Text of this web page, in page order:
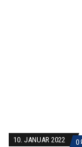
10. JANUAR 2022 0